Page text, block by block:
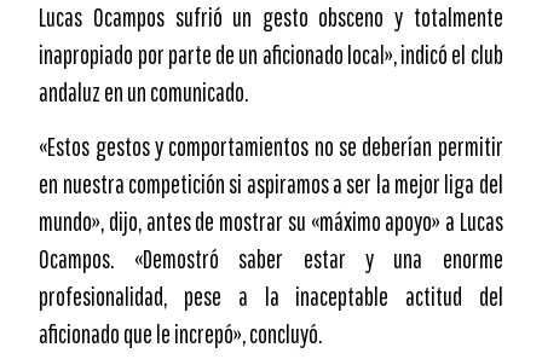
Lucas Ocampos sufrió un gesto obsceno y totalmente
inapropiado por parte de un aficionado local», indicó el club
andaluz en un comunicado.
«Estos gestos y comportamientos no se deberían permitir
en nuestra competición si aspiramos a ser la mejor liga del
mundo», dijo, antes de mostrar su «máximo apoyo» a Lucas
Ocampos. «Demostró saber estar y una enorme
profesionalidad, pese a la inaceptable actitud del
aficionado que le increpó», concluyó.